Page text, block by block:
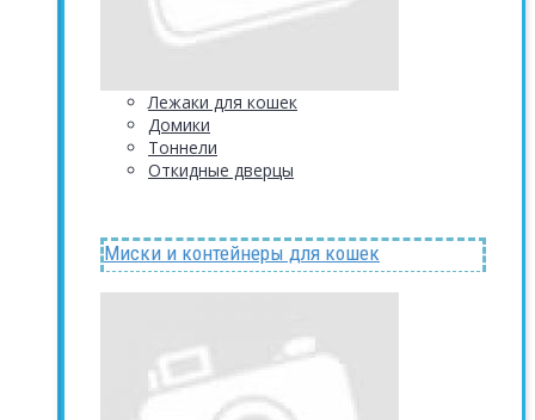
Лежаки для кошек
Домики
Тоннели
Откидные дверцы
Миски и контейнеры для кошек